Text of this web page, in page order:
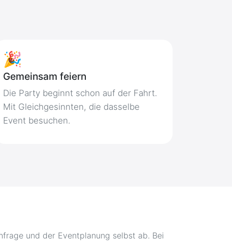
🎉
Gemeinsam feiern
Die Party beginnt schon auf der Fahrt.
Mit Gleichgesinnten, die dasselbe
Event besuchen.
und der Eventplanung selbst ab. Bei